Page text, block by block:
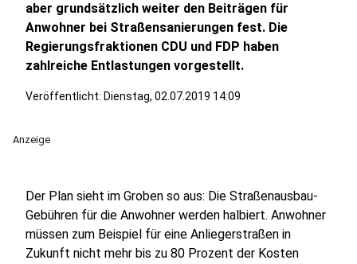
aber grundsätzlich weiter den Beiträgen für
Anwohner bei Straßensanierungen fest. Die
Regierungsfraktionen CDU und FDP haben
zahlreiche Entlastungen vorgestellt.
Veröffentlicht: Dienstag, 02.07.2019 14:09
Anzeige
Der Plan sieht im Groben so aus: Die Straßenausbau-
Gebühren für die Anwohner werden halbiert. Anwohner
müssen zum Beispiel für eine Anliegerstraßen in
Zukunft nicht mehr bis zu 80 Prozent der Kosten